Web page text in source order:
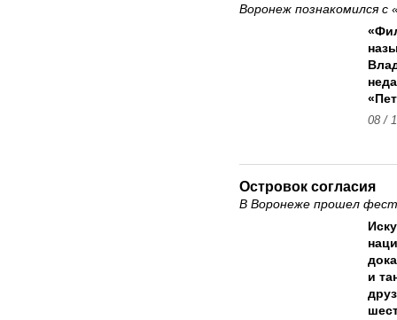
Воронеж познакомился
08 /
Островок согласия
В Воронеже прошел
и